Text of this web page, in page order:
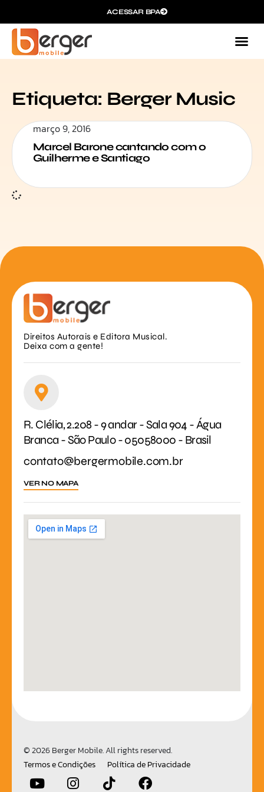
ACESSAR BPA
Etiqueta: Berger Music
março 9, 2016
Marcel Barone cantando com o
Guilherme e Santiago
Direitos Autorais e Editora Musical.
Deixa com a gente!
R. Clélia, 2.208 - 9 andar - Sala 904 - Água
Branca - São Paulo - 05058000 - Brasil
contato@bergermobile.com.br
VER NO MAPA
© 2026 Berger Mobile. All rights reserved.
Termos e Condições
Política de Privacidade